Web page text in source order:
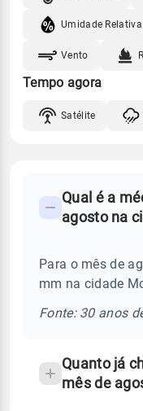
Umidade Relativa
Vento
Tempo agora
Satélite
Perguntas
sobre
chuva
Qual é a
agosto na
Para o mês de
mm na cidade
Fonte: 30 anos
Quanto já
mês de